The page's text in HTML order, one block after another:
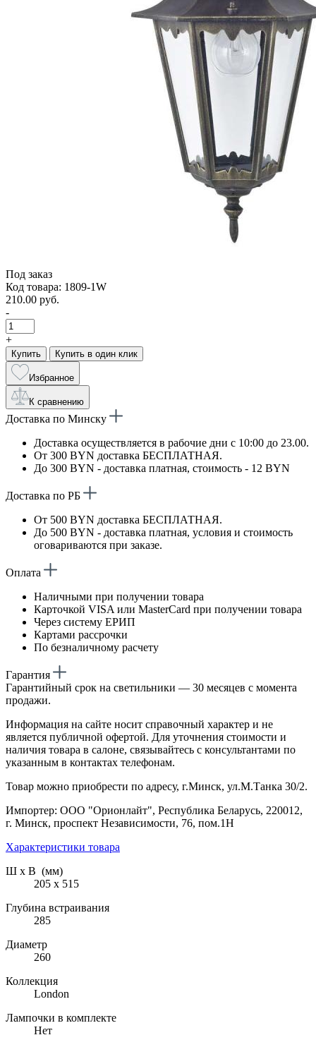
Под заказ
Код товара: 1809-1W
210.00 руб.
-
+
Купить Купить в один клик
Избранное
К сравнению
Доставка по Минску
Доставка осуществляется в рабочие дни с 10:00 до 23.00.
От 300 BYN доставка БЕСПЛАТНАЯ.
До 300 BYN - доставка платная, стоимость - 12 BYN
Доставка по РБ
От 500 BYN доставка БЕСПЛАТНАЯ.
До 500 BYN - доставка платная, условия и стоимость
оговариваются при заказе.
Оплата
Наличными при получении товара
Карточкой VISA или MasterCard при получении товара
Через систему ЕРИП
Картами рассрочки
По безналичному расчету
Гарантия
Гарантийный срок на светильники — 30 месяцев с момента
продажи.
Информация на сайте носит справочный характер и не
является публичной офертой. Для уточнения стоимости и
наличия товара в салоне, связывайтесь с консультантами по
указанным в контактах телефонам.
Товар можно приобрести по адресу, г.Минск, ул.М.Танка 30/2.
Импортер: ООО "Орионлайт", Республика Беларусь, 220012,
г. Минск, проспект Независимости, 76, пом.1Н
Характеристики товара
Ш х В (мм)
205 х 515
Глубина встраивания
285
Диаметр
260
Коллекция
London
Лампочки в комплекте
Нет